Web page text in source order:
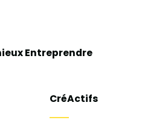
Entreprendre
CréActifs